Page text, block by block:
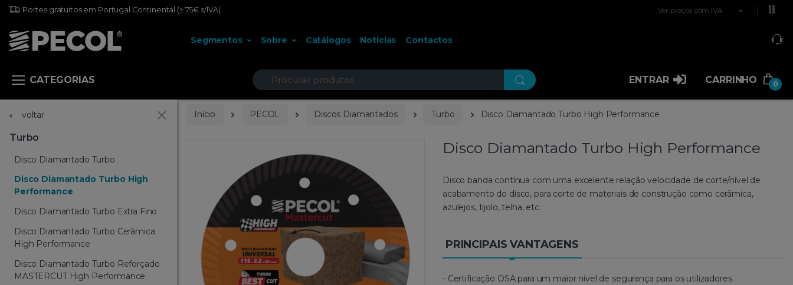
Portes gratuitos em Portugal Continental (≥ 75€ s/IVA) Ver preços com IVA
Segmentos Sobre Catálogos Notícias Contactos
CATEGORIAS Procurar ENTRAR CARRINHO 0
voltar
Turbo
Disco Diamantado Turbo
Disco Diamantado Turbo High
Performance
Disco Diamantado Turbo Extra Fino
Disco Diamantado Turbo Cerâmica
High Performance
Disco Diamantado Turbo Reforçado
MASTERCUT High Performance
Início PECOL Discos Diamantados Turbo Disco Diamantado Turbo High Performance
Disco Diamantado Turbo High Performance
Disco banda contínua com uma excelente relação velocidade de corte/nível de
acabamento do disco, para corte de materiais de construção como cerâmica,
azulejos, tijolo, telha, etc.
PRINCIPAIS VANTAGENS
- Certificação OSA para um maior nível de segurança para os utilizadores